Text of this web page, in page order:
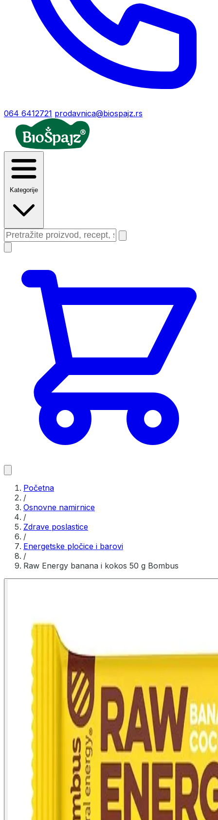
064 6412721 prodavnica@biospajz.rs
Kategorije
Početna
/
Osnovne namirnice
/
Zdrave poslastice
/
Energetske pločice i barovi
/
Raw Energy banana i kokos 50 g Bombus